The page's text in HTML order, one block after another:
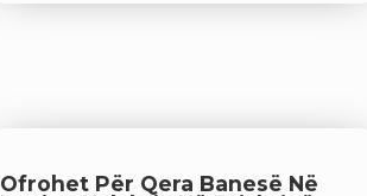
Ofrohet Për Qera Banesë Në